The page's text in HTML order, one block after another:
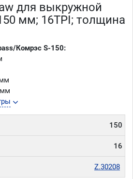
для выкружной
мм; 16TPI; толщина
Комрэс S-150:
150
16
Z.30208